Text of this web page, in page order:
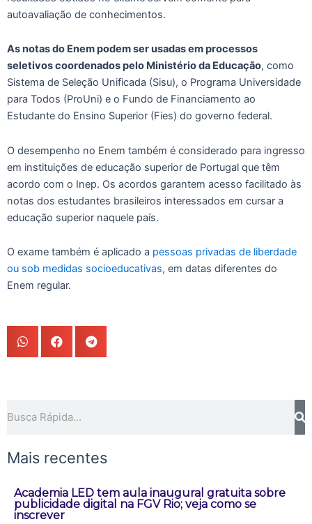
autoavaliação de conhecimentos.
As notas do Enem podem ser usadas em processos
seletivos coordenados pelo Ministério da Educação, como
Sistema de Seleção Unificada (Sisu), o Programa Universidade
para Todos (ProUni) e o Fundo de Financiamento ao
Estudante do Ensino Superior (Fies) do governo federal.
O desempenho no Enem também é considerado para ingresso
em instituições de educação superior de Portugal que têm
acordo com o Inep. Os acordos garantem acesso facilitado às
notas dos estudantes brasileiros interessados em cursar a
educação superior naquele país.
O exame também é aplicado a pessoas privadas de liberdade
ou sob medidas socioeducativas, em datas diferentes do
Enem regular.
Mais recentes
Academia LED tem aula inaugural gratuita sobre
publicidade digital na FGV Rio; veja como se
inscrever